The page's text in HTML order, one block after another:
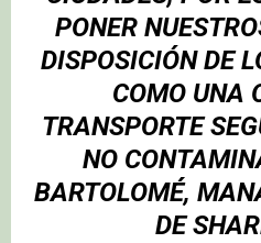
PONER
DISPOSICIÓN DE
COMO UNA
TRANSPORTE
NO
BARTOLOMÉ,
DE